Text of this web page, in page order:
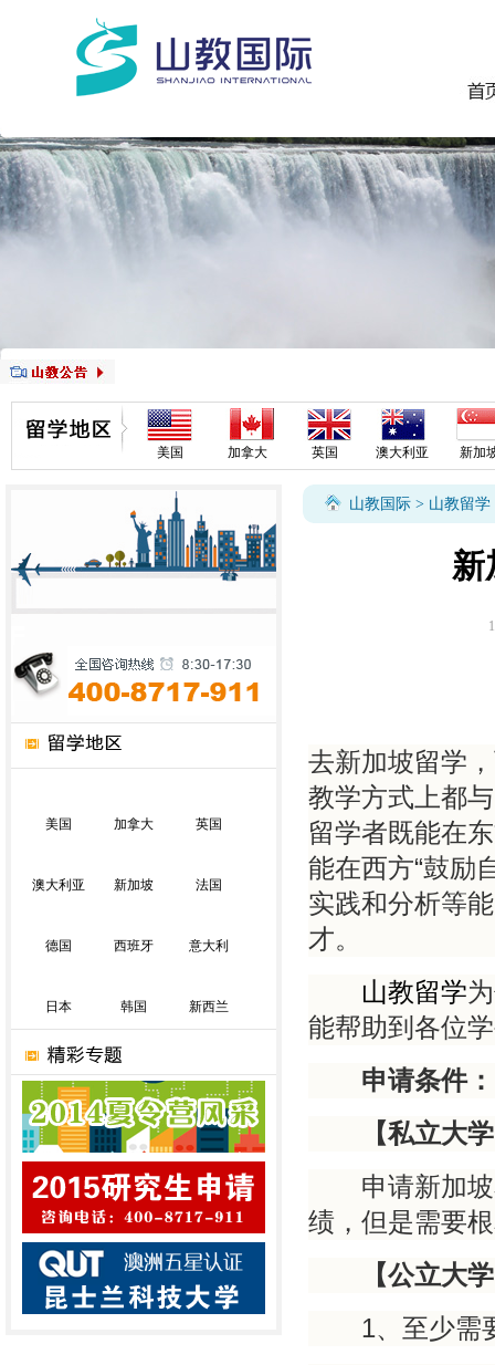
美国 加拿大 英国 澳大利亚 新加
美国 加拿大 英国
澳大利亚 新加坡 法国
德国 西班牙 意大利
日本 韩国 新西兰
山教国际 > 山教留学
新
去新加坡留学
教学方式上都
留学者既能在
能在西方“鼓励
实践和分析等
才。
山教留学
能帮助到各位
申请条件：
【私立大学
申请新加坡
绩，但是需要
【公立大
1、至少需